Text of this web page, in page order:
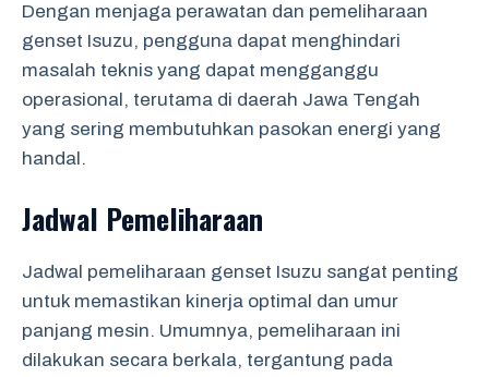
Dengan menjaga perawatan dan pemeliharaan
genset Isuzu, pengguna dapat menghindari
masalah teknis yang dapat mengganggu
operasional, terutama di daerah Jawa Tengah
yang sering membutuhkan pasokan energi yang
handal.
Jadwal Pemeliharaan
Jadwal pemeliharaan genset Isuzu sangat penting
untuk memastikan kinerja optimal dan umur
panjang mesin. Umumnya, pemeliharaan ini
dilakukan secara berkala, tergantung pada